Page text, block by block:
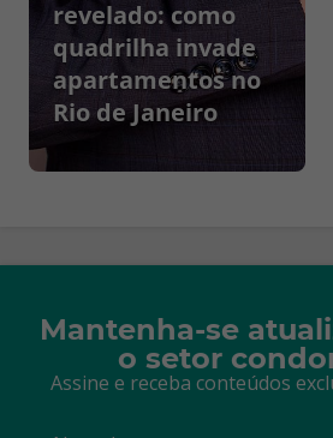
revelado: como
quadrilha invade
apartamentos no
Rio de Janeiro
Mantenha-se
o setor
Assine e receba conteúdos